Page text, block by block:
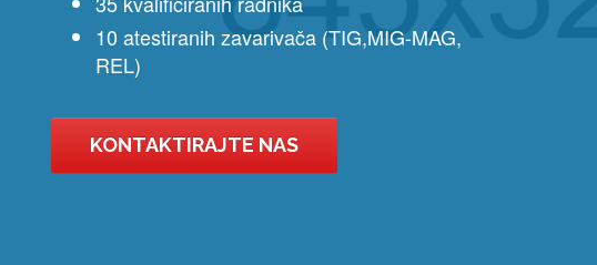
10 atestiranih zavarivača (TIG,MIG-MAG,
REL)
KONTAKTIRAJTE NAS